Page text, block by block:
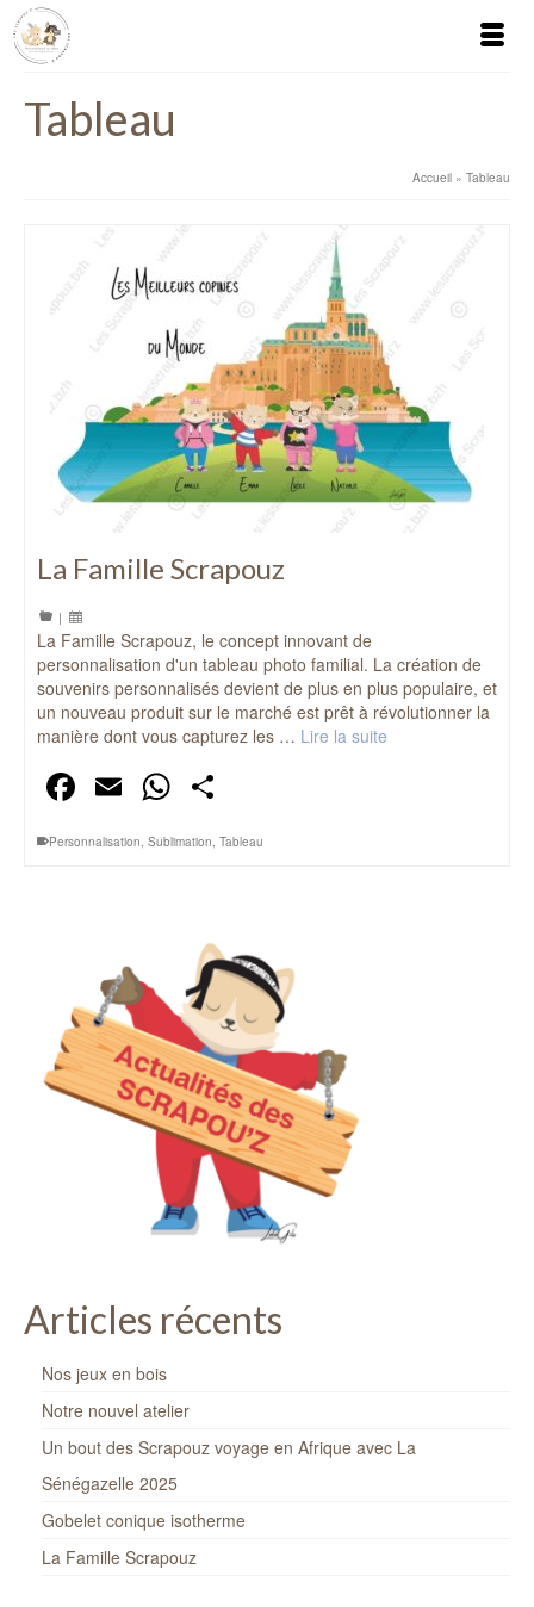
Tableau
Accueil » Tableau
La Famille Scrapouz
|
La Famille Scrapouz, le concept innovant de
personnalisation d'un tableau photo familial. La création de
souvenirs personnalisés devient de plus en plus populaire, et
un nouveau produit sur le marché est prêt à révolutionner la
manière dont vous capturez les … Lire la suite
Facebook
EmailWhatsApp
Personnalisation, Sublimation, Tableau
Articles récents
Nos jeux en bois
Notre nouvel atelier
Un bout des Scrapouz voyage en Afrique avec La
Sénégazelle 2025
Gobelet conique isotherme
La Famille Scrapouz